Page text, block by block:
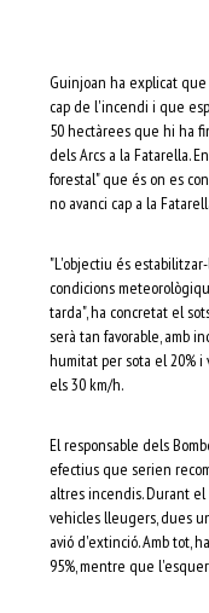
Guinjoan ha explicat
cap de l'incendi i que
50 hectàrees que hi ha
dels Arcs a la Fatarella.
forestal" que és on es
no avanci cap a la
"L'objectiu és
condicions
tarda", ha concretat el
serà tan favorable, amb
humitat per sota el 20%
els 30 km/h.
El responsable dels
efectius que serien
altres incendis. Durant
vehicles lleugers, dues
avió d'extinció. Amb tot,
95%, mentre que